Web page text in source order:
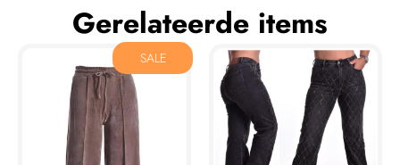
Gerelateerde items
SALE